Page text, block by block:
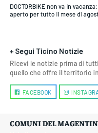
DOCTORBIKE non va in vacanza:
aperto per tutto il mese di
+ Segui Ticino Notizie
Ricevi le notizie prima di
quello che offre il territorio
FACEBOOK
COMUNI DEL